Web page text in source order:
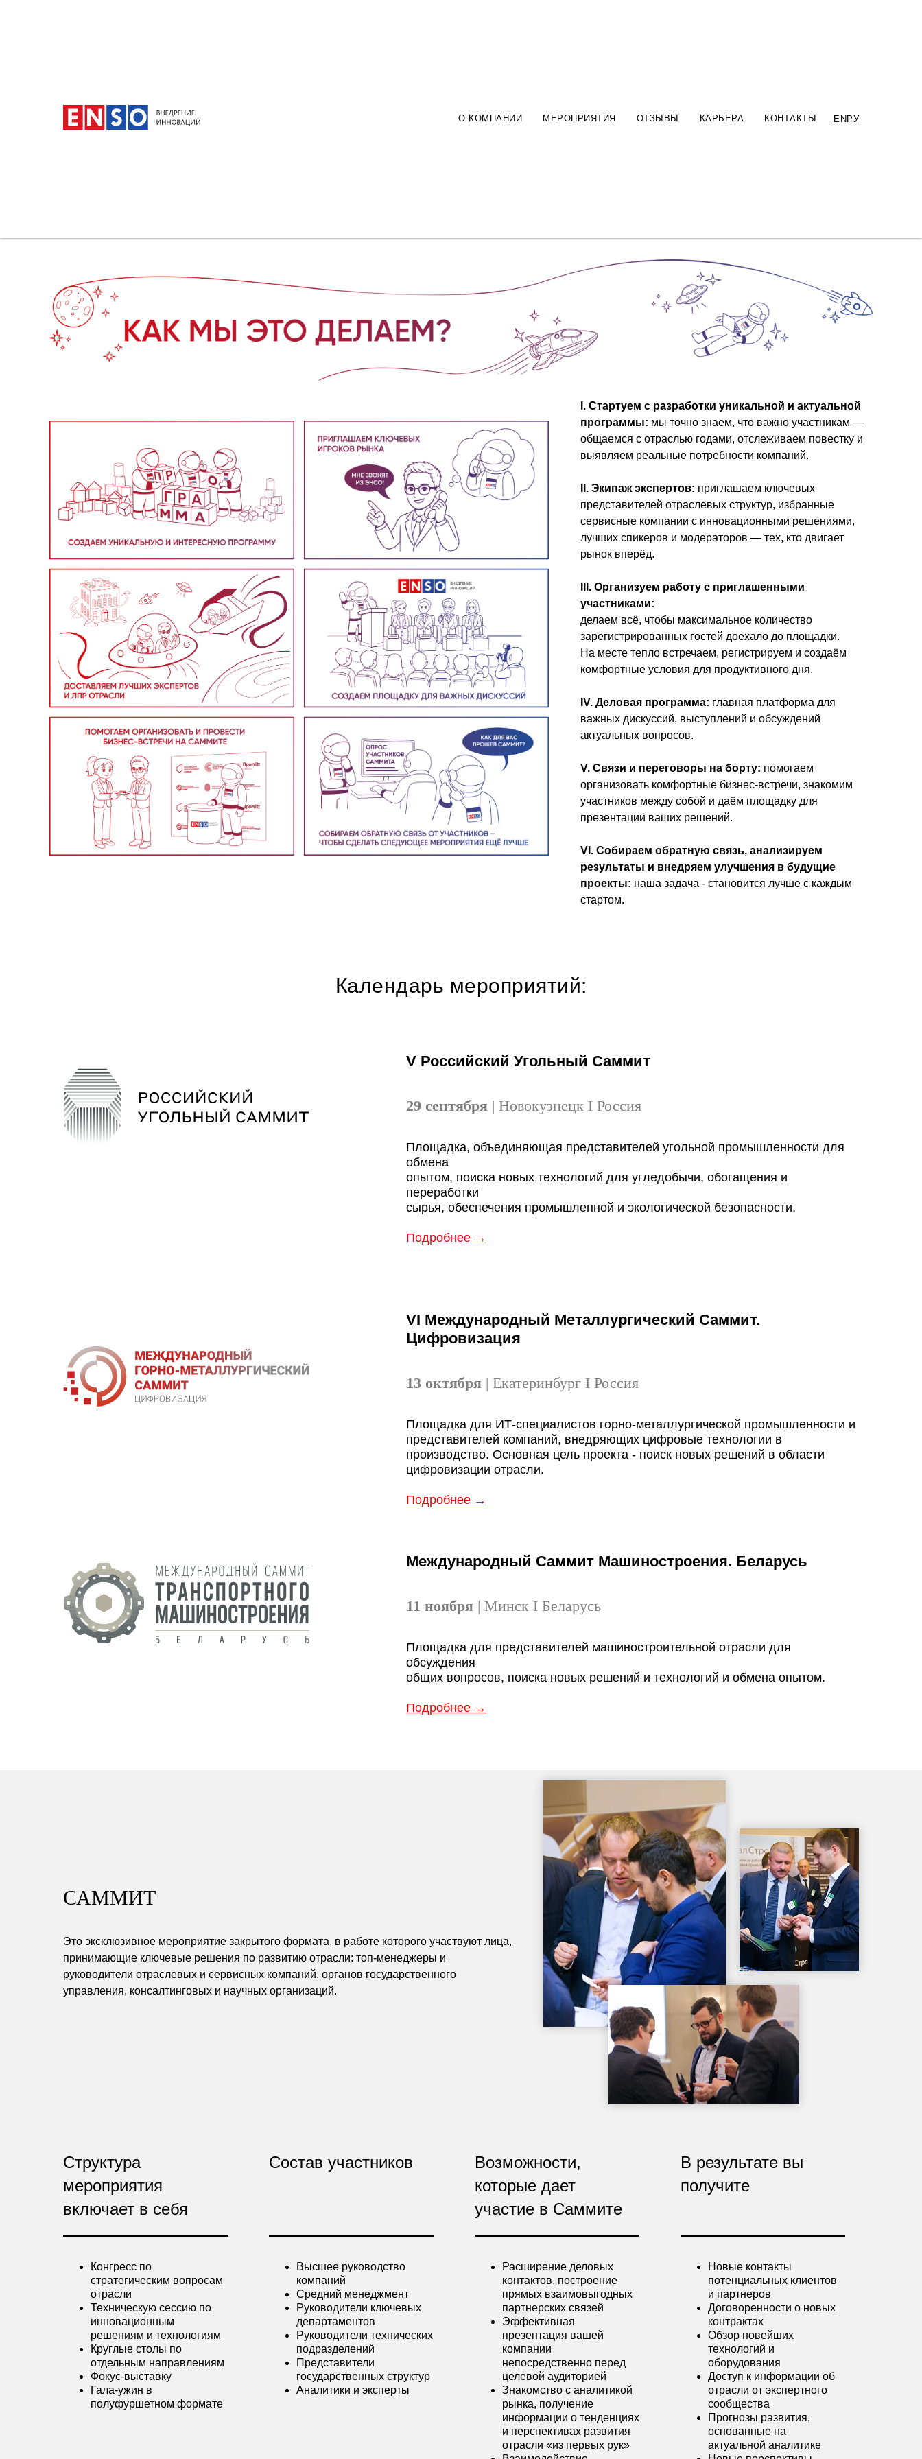
О КОМПАНИИ МЕРОПРИЯТИЯ ОТЗЫВЫ КАРЬЕРА КОНТАКТЫ EN РУ
I. Стартуем с разработки уникальной и актуальной
программы: мы точно знаем, что важно участникам —
общаемся с отраслью годами, отслеживаем повестку и
выявляем реальные потребности компаний.
II. Экипаж экспертов: приглашаем ключевых
представителей отраслевых структур, избранные
сервисные компании с инновационными решениями,
лучших спикеров и модераторов — тех, кто двигает
рынок вперёд.
III. Организуем работу с приглашенными
участниками:
делаем всё, чтобы максимальное количество
зарегистрированных гостей доехало до площадки.
На месте тепло встречаем, регистрируем и создаём
комфортные условия для продуктивного дня.
IV. Деловая программа: главная платформа для
важных дискуссий, выступлений и обсуждений
актуальных вопросов.
V. Связи и переговоры на борту: помогаем
организовать комфортные бизнес‑встречи, знакомим
участников между собой и даём площадку для
презентации ваших решений.
VI. Собираем обратную связь, анализируем
результаты и внедряем улучшения в будущие
проекты: наша задача - становится лучше с каждым
стартом.
В 2012 году, когда мы только делали первые шаги
как организаторы мероприятий - мы перепробовали много разных форматов
Календарь мероприятий:
V Российский Угольный Саммит
29 сентября | Новокузнецк I Россия
Площадка, объединяющая представителей угольной промышленности для
обмена
опытом, поиска новых технологий для угледобычи, обогащения и
переработки
сырья, обеспечения промышленной и экологической безопасности.
Подробнее →
VI Международный Металлургический Саммит.
Цифровизация
13 октября | Екатеринбург I Россия
Площадка для ИТ-специалистов горно-металлургической промышленности и
представителей компаний, внедряющих цифровые технологии в
производство. Основная цель проекта - поиск новых решений в области
цифровизации отрасли.
Подробнее →
Международный Саммит Машиностроения. Беларусь
11 ноября | Минск I Беларусь
Площадка для представителей машиностроительной отрасли для
обсуждения
общих вопросов, поиска новых решений и технологий и обмена опытом.
Подробнее →
САММИТ
Это эксклюзивное мероприятие закрытого формата, в работе которого участвуют лица,
принимающие ключевые решения по развитию отрасли: топ-менеджеры и
руководители отраслевых и сервисных компаний, органов государственного
управления, консалтинговых и научных организаций.
Структура
мероприятия
включает в себя
Конгресс по
стратегическим вопросам
отрасли
Техническую сессию по
инновационным
решениям и технологиям
Круглые столы по
отдельным направлениям
Фокус-выставку
Гала-ужин в
полуфуршетном формате
Состав участников
Высшее руководство
компаний
Средний менеджмент
Руководители ключевых
департаментов
Руководители технических
подразделений
Представители
государственных структур
Аналитики и эксперты
Возможности,
которые дает
участие в Саммите
Расширение деловых
контактов, построение
прямых взаимовыгодных
партнерских связей
Эффективная
презентация вашей
компании
непосредственно перед
целевой аудиторией
Знакомство с аналитикой
рынка, получение
информации о тенденциях
и перспективах развития
отрасли «из первых рук»
В результате вы
получите
Новые контакты
потенциальных клиентов
и партнеров
Договоренности о новых
контрактах
Обзор новейших
технологий и
оборудования
Доступ к информации об
отрасли от экспертного
сообщества
Прогнозы развития,
основанные на
актуальной аналитике